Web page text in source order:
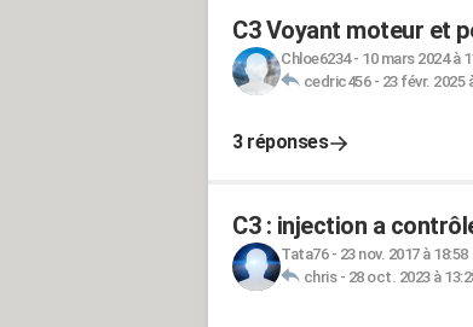
C3 Voyant moteur et
Chloe6234- 10 mars 2024 à
cedric456- 23 févr. 2025
3 réponses
C3 : injection a
Tata76- 23 nov. 2017 à 18:58
chris- 28 oct. 2023 à